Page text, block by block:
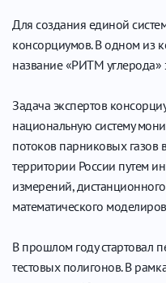
Для создания единой
консорциумов. В одном из
название «РИТМ углерода»
Задача экспертов
национальную систему
потоков парниковых газов
территории России путем
измерений,
математического
В прошлом году стартовал
тестовых полигонов. В